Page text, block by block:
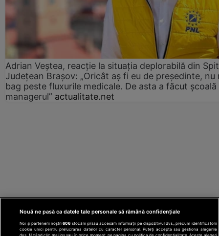
Adrian Veștea, reacție la situația deplorabilă din
Județean Brașov: „Oricât aș fi eu de președinte, nu
bag peste fluxurile medicale. De asta a făcut școală
managerul” actualitate.net
Nouă ne pasă ca datele tale personale să rămână confidențiale
Noi și partenerii noștri606 stocăm și/sau accesăm informații pe dispozitivul dvs., precum identificatorii
cookie unici pentru prelucrarea datelor cu caracter personal. Puteți accepta sau gestiona alegerile
dvs. făcând clic mai jos sau în orice moment, pe pagina cu politica de confidențialitate. Aceste alegeri